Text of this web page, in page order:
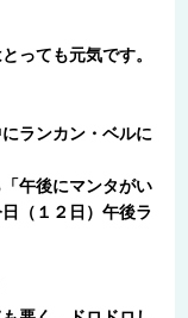
っても元気です。
ランカン・ベルに
午後にマンタがい
（１２日）午後ラ